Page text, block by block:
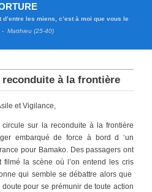
les miens, c’est à moi que vous le
- Matthieu (25-40)
reconduite à la frontière
et Vigilance,
circule sur la reconduite à la frontière
embarqué de force à bord d ‘un
pour Bamako. Des passagers ont
filmé la scène où l’on entend les cris
qui semble se débattre alors que
doute pour se prémunir de toute action